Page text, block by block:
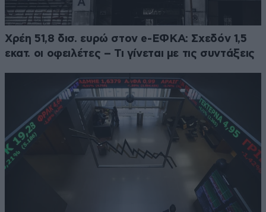
Χρέη 51,8 δισ. ευρώ στον e-ΕΦΚΑ: Σχεδόν 1,5
εκατ. οι οφειλέτες – Τι γίνεται με τις συντάξεις